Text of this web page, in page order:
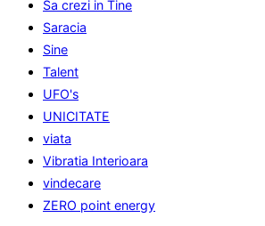
Sa crezi in Tine
Saracia
Sine
Talent
UFO's
UNICITATE
viata
Vibratia Interioara
vindecare
ZERO point energy